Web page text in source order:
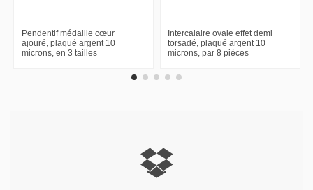
Pendentif médaille cœur
ajouré, plaqué argent 10
microns, en 3 tailles
Intercalaire ovale effet demi
torsadé, plaqué argent 10
microns, par 8 pièces